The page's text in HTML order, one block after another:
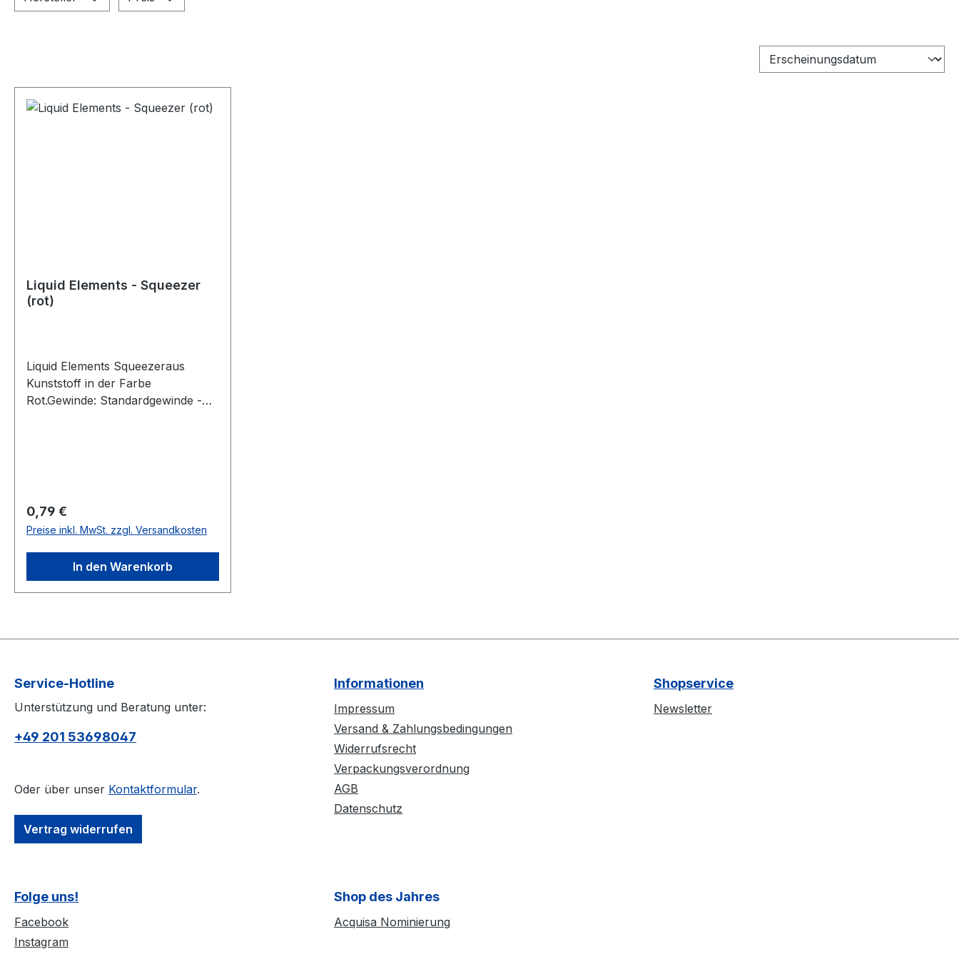
Liquid Elements - Squeezer
(rot)
Liquid Elements Squeezeraus
Kunststoff in der Farbe
Rot.Gewinde: Standardgewinde -
Regulärer Preis:
0,79 €
Preise inkl. MwSt. zzgl. Versandkosten
In den Warenkorb
Service-Hotline
Unterstützung und Beratung unter:
+49 201 53698047
Oder über unser Kontaktformular.
Vertrag widerrufen
Informationen
Impressum
Versand & Zahlungsbedingungen
Widerrufsrecht
Verpackungsverordnung
AGB
Datenschutz
Shopservice
Newsletter
Folge uns!
Facebook
Instagram
Shop des Jahres
Acquisa Nominierung